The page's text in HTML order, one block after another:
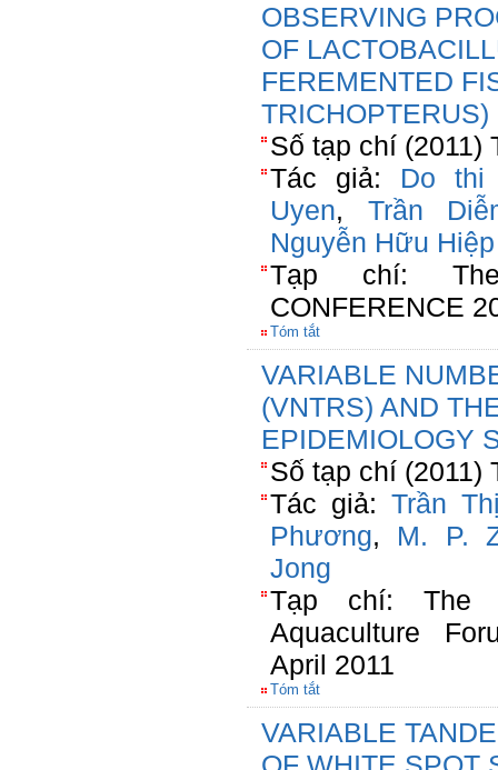
OBSERVING
OF
FEREMENTED
TRICHOPTERUS)
Số tạp chí (2011)
Tác giả: Do thi
Uyen, Trần
Nguyễn Hữu Hiệp
Tạp chí:
CONFERENCE
Tóm tắt
VARIABLE
(VNTRS) AND
EPIDEMIOLOGY
Số tạp chí (2011)
Tác giả: Trần
Phương, M. P.
Jong
Tạp chí: The
Aquaculture
April 2011
Tóm tắt
VARIABLE